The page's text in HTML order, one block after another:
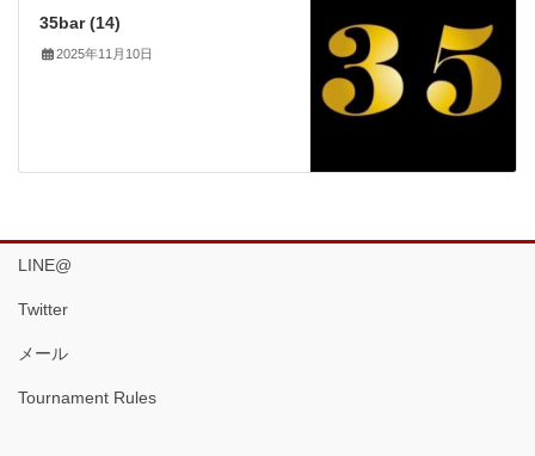
35bar (14)
2025年11月10日
LINE@
Twitter
メール
Tournament Rules